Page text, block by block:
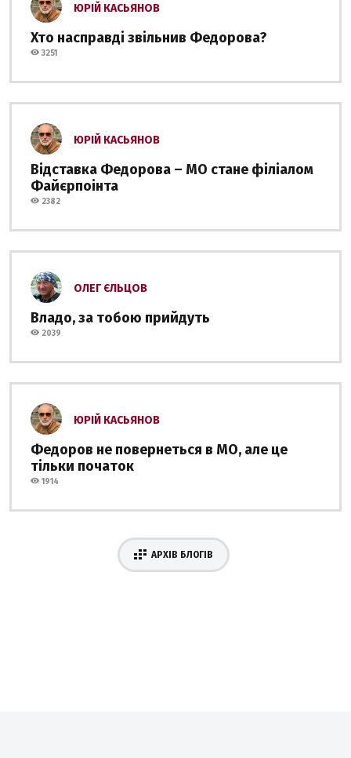
ЮРІЙ КАСЬЯНОВ
Хто насправді звільнив Федорова?
3251
ЮРІЙ КАСЬЯНОВ
Відставка Федорова – МО стане філіалом
Файєрпоінта
2382
ОЛЕГ ЄЛЬЦОВ
Владо, за тобою прийдуть
2039
ЮРІЙ КАСЬЯНОВ
Федоров не повернеться в МО, але це
тільки початок
1914
АРХІВ БЛОГІВ